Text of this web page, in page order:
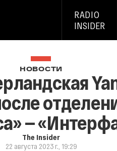
RADIO
INSIDER
НОВОСТИ
—
The Insider
22 августа 2023 г., 19:29